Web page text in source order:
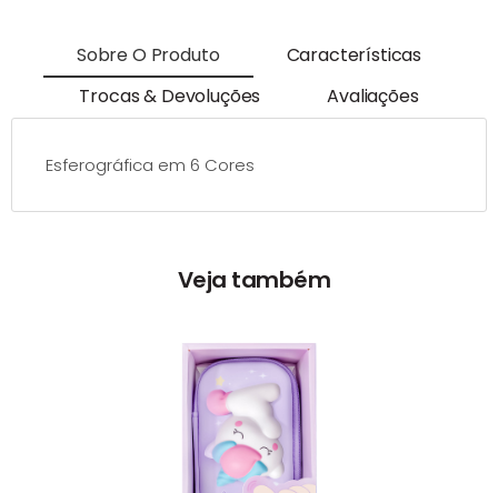
Sobre O Produto
Características
Trocas & Devoluções
Avaliações
Esferográfica em 6 Cores
Veja também